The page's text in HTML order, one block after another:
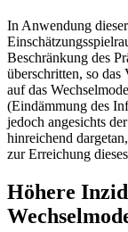
In Anwendung
Beschränkung des
überschritten, so
auf das
(Eindämmung des
jedoch angesichts
hinreichend
zur Erreichung
Höhere